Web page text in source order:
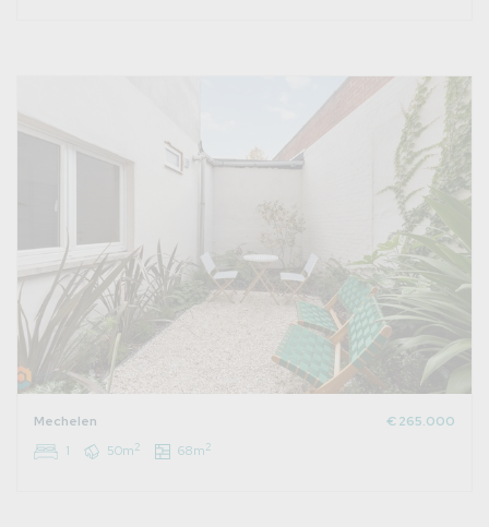
Mechelen
€ 265.000
1
50m2 68m2